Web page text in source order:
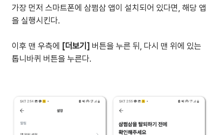
가장 먼저 스마트폰에 삼쩜삼 앱이 설치되어 있다면, 해당 앱
을 실행시킨다.
이후 맨 우측에 [더보기] 버튼을 누른 뒤, 다시 맨 위에 있는
톱니바퀴 버튼을 누른다.